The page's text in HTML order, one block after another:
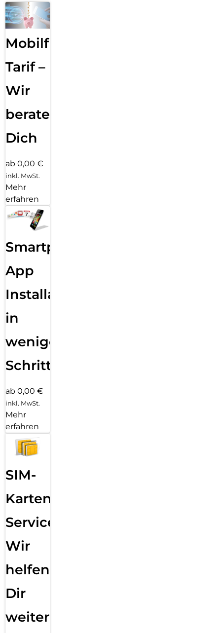
Mobilfunk
Tarif –
Wir
beraten
Dich
ab 0,00 €
inkl. MwSt.
Mehr
erfahren
Smartphone
App
Installation
in
wenigen
Schritten
ab 0,00 €
inkl. MwSt.
Mehr
erfahren
SIM-
Karten
Service:
Wir
helfen
Dir
weiter